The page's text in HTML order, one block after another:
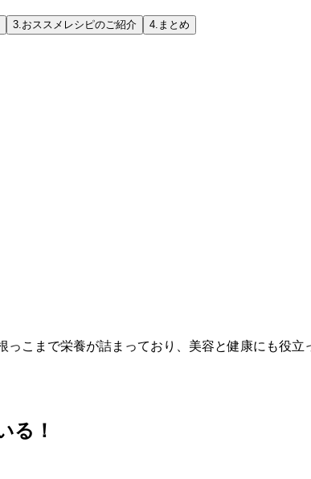
3.おススメレシピのご紹介 4. まとめ
こまで栄養が詰まっており、美容と健康にも役
る！